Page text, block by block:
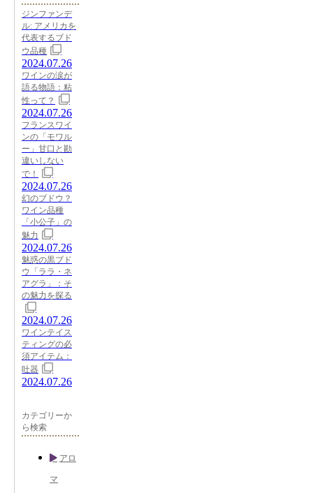
ジンファンデ
ル: アメリカを
代表するブド
ウ品種
2024.07.26
ワインの涙が
語る物語：粘
性って？
2024.07.26
フランスワイ
ンの「モワル
ー」甘口と勘
違いしない
で！
2024.07.26
幻のブドウ？
ワイン品種
「小公子」の
魅力
2024.07.26
魅惑の黒ブド
ウ「ララ・ネ
アグラ」：そ
の魅力を探る
2024.07.26
ワインテイス
ティングの必
須アイテム：
吐器
2024.07.26
カテゴリーか
ら検索
アロ
マ